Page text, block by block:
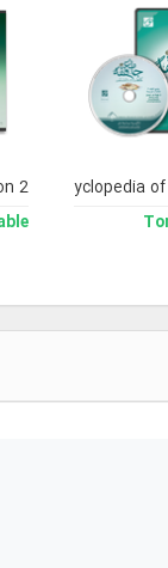
and Enclyclopedia
2